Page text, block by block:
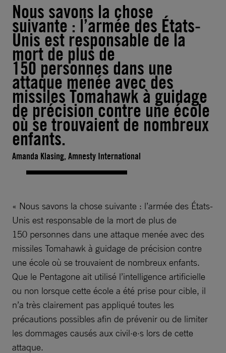
Nous savons la chose
suivante : l’armée des États-
Unis est responsable de la
mort de plus de
150 personnes dans une
attaque menée avec des
missiles Tomahawk à guidage
de précision contre une école
où se trouvaient de nombreux
enfants.
Amanda Klasing, Amnesty International
« Nous savons la chose suivante : l’armée des États-
Unis est responsable de la mort de plus de
150 personnes dans une attaque menée avec des
missiles Tomahawk à guidage de précision contre
une école où se trouvaient de nombreux enfants.
Que le Pentagone ait utilisé l’intelligence artificielle
ou non lorsque cette école a été prise pour cible, il
n’a très clairement pas appliqué toutes les
précautions possibles afin de prévenir ou de limiter
les dommages causés aux civil·e·s lors de cette
attaque.